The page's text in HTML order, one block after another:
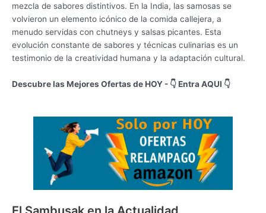
mezcla de sabores distintivos. En la India, las samosas se
volvieron un elemento icónico de la comida callejera, a
menudo servidas con chutneys y salsas picantes. Esta
evolución constante de sabores y técnicas culinarias es un
testimonio de la creatividad humana y la adaptación cultural.
Descubre las Mejores Ofertas de HOY - 👇 Entra AQUI 👇